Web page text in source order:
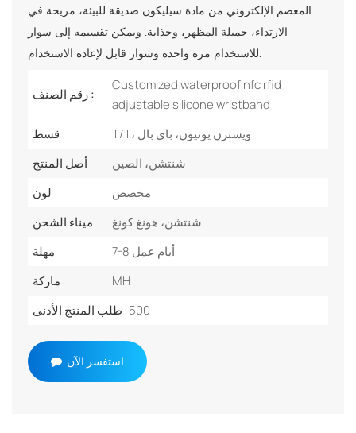
المعصم الإلكتروني من مادة سيليكون صديقة للبيئة، مريحة في
الارتداء، جميلة المظهر، وجذابة. ويمكن تقسيمه إلى سوار
للاستخدام مرة واحدة وسوار قابل لإعادة الاستخدام.
رقم الصنف :
Customized waterproof nfc rfid
adjustable silicone wristband
قسط
T/T، ويسترن يونيون، باي بال
أصل المنتج
شنتشن، الصين
لون
مخصص
ميناء الشحن
شنتشن، هونغ كونغ
مهلة
7-8 أيام عمل
ماركة
MH
طلب المنتج الأدنى 500
استفسر الآن